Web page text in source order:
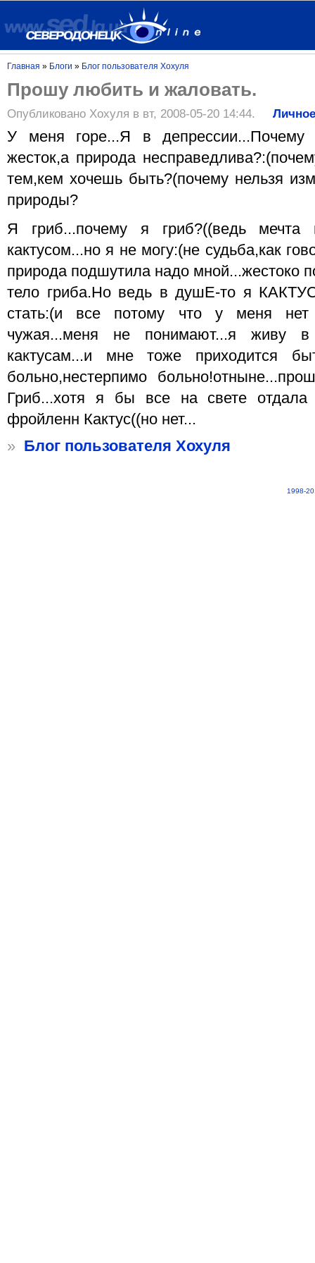
Главная » Блоги » Блог пользователя Хохуля
Прошу любить и жаловать.
Опубликовано Хохуля в вт, 2008-05-20 14:44.
У меня горе...Я в депрессии...Почему
жесток,а природа
тем,кем хочешь быть?(почему нельзя
природы?
Я гриб...почему я гриб?((ведь мечта
кактусом...но я не могу:(не судьба,как
природа подшутила надо мной...жестоко
тело гриба.Но ведь в душЕ-то я
стать:(и все потому что у меня
чужая...меня не понимают...я живу
кактусам...и мне тоже приходится
больно,нестерпимо
Гриб...хотя я бы все на свете
фройленн Кактус((но нет...
» Блог пользователя Хохуля
1998-